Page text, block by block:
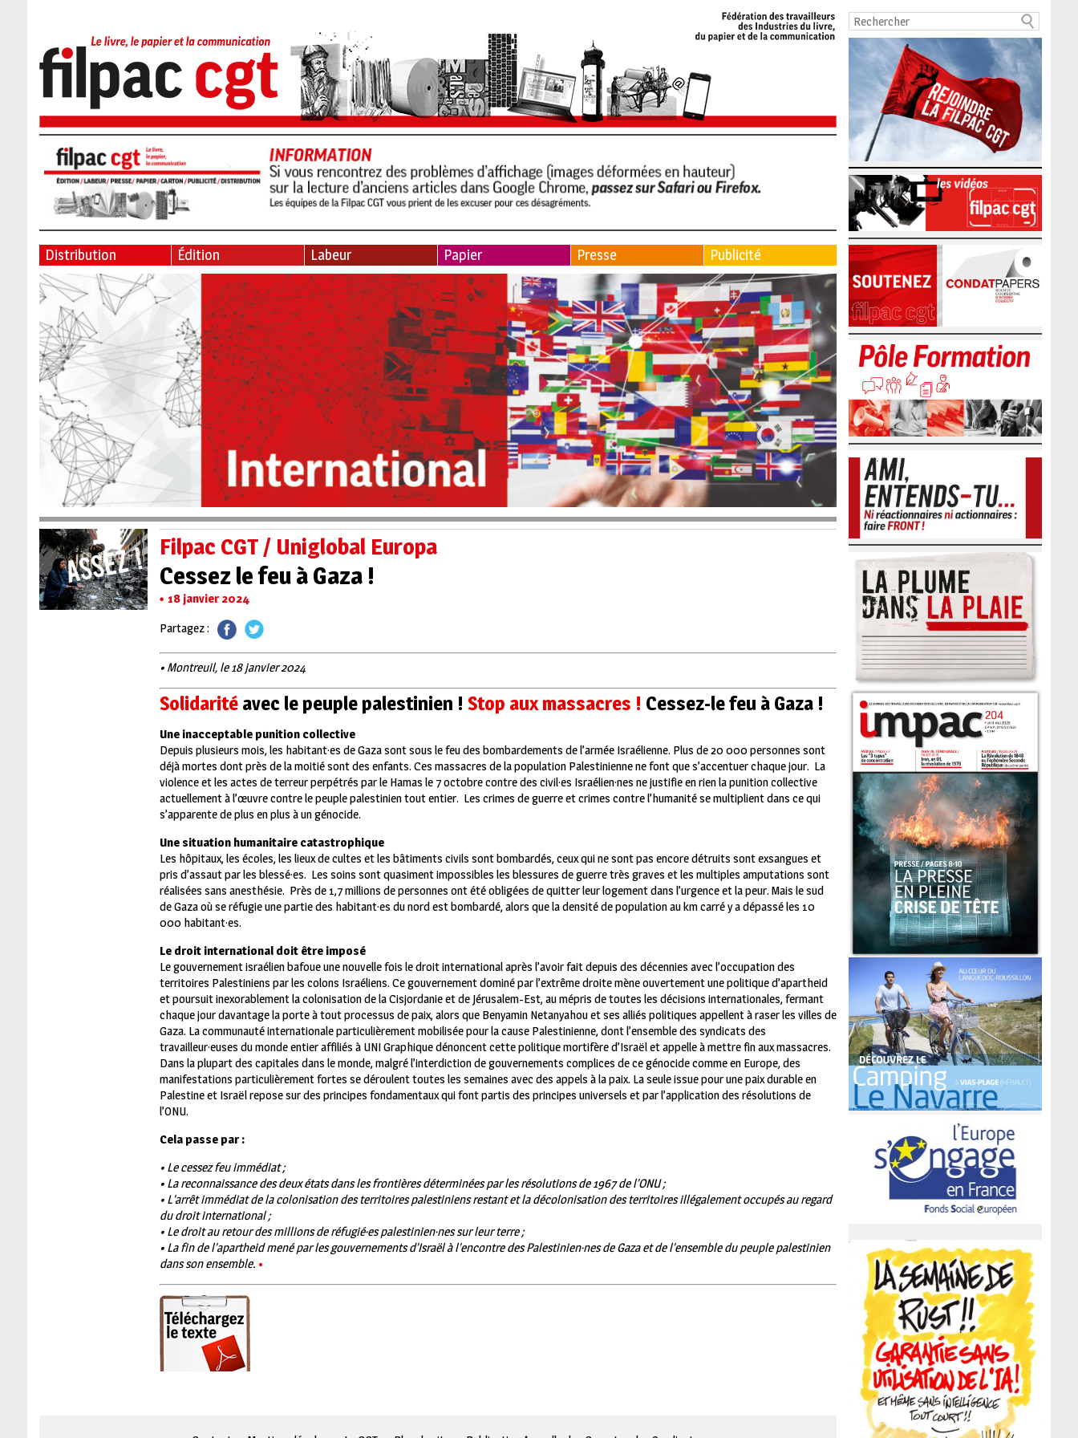
Distribution Édition Labeur Papier Presse Publicité
Filpac CGT / Uniglobal Europa
Cessez le feu à Gaza !
18 janvier 2024
Partagez :
• Montreuil, le 18 janvier 2024
Solidarité avec le peuplepalestinien ! Stop aux massacres ! Cessez-le feu à Gaza !
Une inacceptable punition collective
Depuis plusieurs mois, les habitant·es de Gaza sont sous le feu des bombardements de l’armée Israélienne. Plus de 20 000 personnes sont
déjà mortes dont près de la moitié sont des enfants. Ces massacres de la population Palestinienne ne font que s’accentuer chaque jour. La
violence et les actes de terreur perpétrés par le Hamas le 7 octobre contre des civil·es Israélien·nes ne justifie en rien la punition collective
actuellement à l’œuvre contre le peuple palestinien tout entier. Les crimes de guerre et crimes contre l’humanité se multiplient dans ce qui
s’apparente de plus en plus à un génocide.
Une situation humanitaire catastrophique
Les hôpitaux, les écoles, les lieux de cultes et les bâtiments civils sont bombardés, ceux qui ne sont pas encore détruits sont exsangues et
pris d’assaut par les blessé·es. Les soins sont quasiment impossibles les blessures de guerre très graves et les multiples amputations sont
réalisées sans anesthésie. Près de 1,7 millions de personnes ont été obligées de quitter leur logement dans l’urgence et la peur. Mais le sud
de Gaza où se réfugie une partie des habitant·es du nord est bombardé, alors que la densité de population au km carré y a dépassé les 10
000 habitant·es.
Le droit international doit être imposé
Le gouvernement israélien bafoue une nouvelle fois le droit international après l’avoir fait depuis des décennies avec l’occupation des
territoires Palestiniens par les colons Israéliens. Ce gouvernement dominé par l’extrême droite mène ouvertement une politique d’apartheid
et poursuit inexorablement la colonisation de la Cisjordanie et de Jérusalem-Est, au mépris de toutes les décisions internationales, fermant
chaque jour davantage la porte à tout processus de paix, alors que Benyamin Netanyahou et ses alliés politiques appellent à raser les villes de
Gaza. La communauté internationale particulièrement mobilisée pour la cause Palestinienne, dont l’ensemble des syndicats des
travailleur·euses du monde entier affiliés à UNI Graphique dénoncent cette politique mortifère d’Israël et appelle à mettre fin aux massacres.
Dans la plupart des capitales dans le monde, malgré l’interdiction de gouvernements complices de ce génocide comme en Europe, des
manifestations particulièrement fortes se déroulent toutes les semaines avec des appels à la paix. La seule issue pour une paix durable en
Palestine et Israël repose sur des principes fondamentaux qui font partis des principes universels et par l’application des résolutions de
l’ONU.
Cela passe par :
• Le cessez feu immédiat ;
• La reconnaissance des deux états dans les frontières déterminées par les résolutions de 1967 de l’ONU ;
• L’arrêt immédiat de la colonisation des territoires palestiniens restant et la décolonisation des territoires illégalement occupés au regard
du droit international ;
• Le droit au retour des millions de réfugié·es palestinien·nes sur leur terre ;
• La fin de l’apartheid mené par les gouvernements d’Israël à l’encontre des Palestinien·nes de Gaza et de l’ensemble du peuple palestinien
dans son ensemble. •